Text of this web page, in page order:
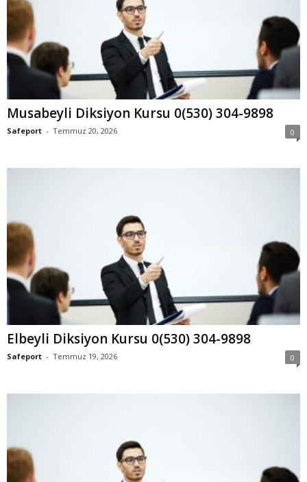
Musabeyli Diksiyon Kursu 0(530) 304-9898
Safeport - Temmuz 20, 2026 0
Elbeyli Diksiyon Kursu 0(530) 304-9898
Safeport - Temmuz 19, 2026 0